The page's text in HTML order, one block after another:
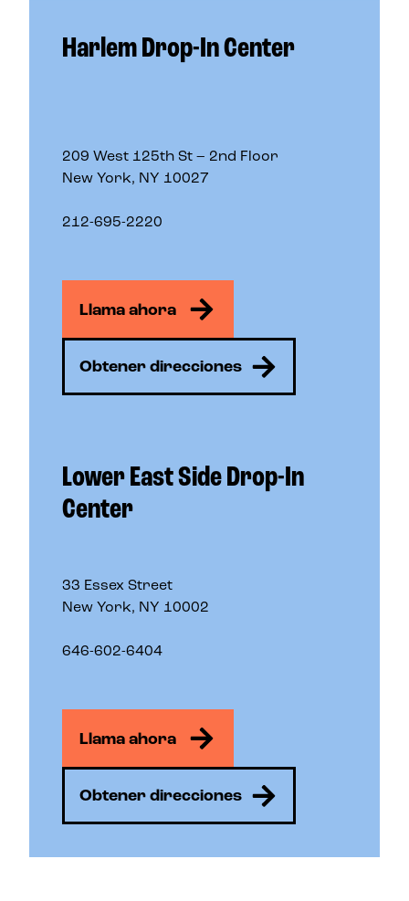
Harlem Drop-In Center
209 West 125th St – 2nd Floor
New York, NY 10027
212-695-2220
Llama ahora
Obtener direcciones
Lower East Side Drop-In
Center
33 Essex Street
New York, NY 10002
646-602-6404
Llama ahora
Obtener direcciones